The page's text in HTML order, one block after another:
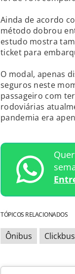
Ainda de acordo
método dobrou
estudo mostra
ticket para
O modal, apenas
seguros neste
passageiro com
rodoviárias
pandemia era
TÓPICOS RELACIONADOS
Ônibus Clickbus